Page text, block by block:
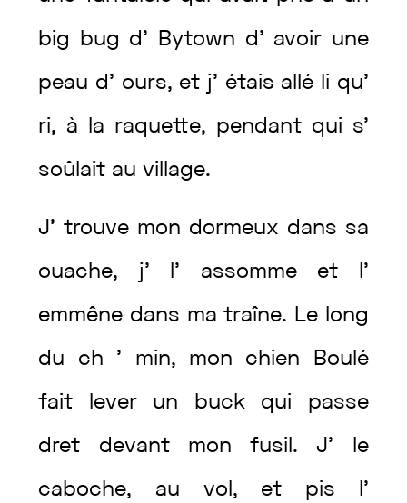
big bug d’ Bytown d’ avoir une
peau d’ ours, et j’ étais allé li qu’
ri, à la raquette, pendant qui s’
soûlait auvillage.
J’trouve mon dormeux dans sa
ouache, j’ l’ assomme et l’
emmêne dans matraîne. Le long
du ch ’ min, mon chien Boulé
fait lever un buck qui passe
dret devant monfusil .J’ le
caboche, au vol , et pis l’